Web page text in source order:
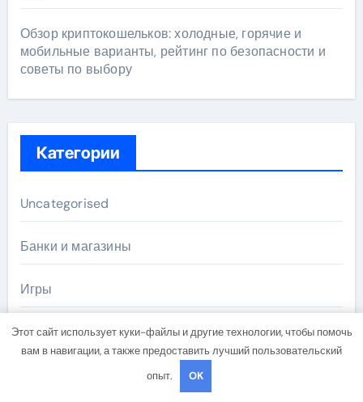
Обзор криптокошельков: холодные, горячие и
мобильные варианты, рейтинг по безопасности и
советы по выбору
Категории
Uncategorised
Банки и магазины
Игры
Новости плюс
Этот сайт использует куки-файлы и другие технологии, чтобы помочь
вам в навигации, а также предоставить лучший пользовательский
опыт.
OK